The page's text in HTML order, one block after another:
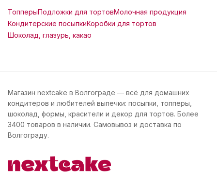
ТопперыПодложки для тортовМолочная продукция
Кондитерские посыпкиКоробки для тортов
Шоколад, глазурь, какао
Магазин nextcake в Волгограде — всё для домашних
кондитеров и любителей выпечки: посыпки, топперы,
шоколад, формы, красители и декор для тортов. Более
3400 товаров в наличии. Самовывоз и доставка по
Волгограду.